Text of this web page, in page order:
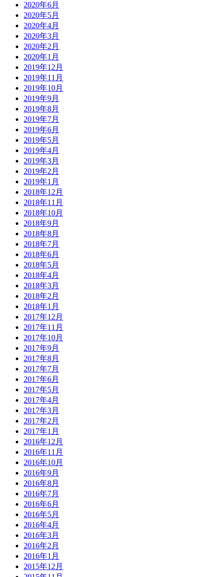
2020年6月
2020年5月
2020年4月
2020年3月
2020年2月
2020年1月
2019年12月
2019年11月
2019年10月
2019年9月
2019年8月
2019年7月
2019年6月
2019年5月
2019年4月
2019年3月
2019年2月
2019年1月
2018年12月
2018年11月
2018年10月
2018年9月
2018年8月
2018年7月
2018年6月
2018年5月
2018年4月
2018年3月
2018年2月
2018年1月
2017年12月
2017年11月
2017年10月
2017年9月
2017年8月
2017年7月
2017年6月
2017年5月
2017年4月
2017年3月
2017年2月
2017年1月
2016年12月
2016年11月
2016年10月
2016年9月
2016年8月
2016年7月
2016年6月
2016年5月
2016年4月
2016年3月
2016年2月
2016年1月
2015年12月